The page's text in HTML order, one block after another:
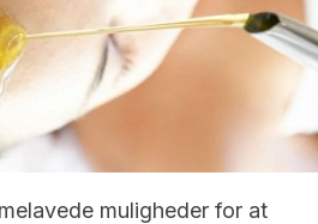
muligheder for at